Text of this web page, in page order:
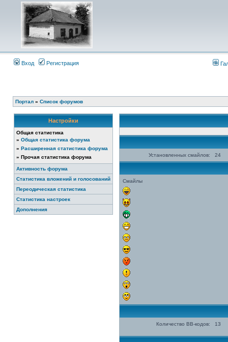
Вход Регистрация
Портал » Список форумов
Настройки
Общая статистика
» Общая статистика форума
» Расширенная статистика форума
» Прочая статистика форума
Активность форума
Статистика вложений и голосований
Переодическая статистика
Статистика настроек
Дополнения
Установленных смайлов: 24
Смайлы
Количество BB-кодов: 13